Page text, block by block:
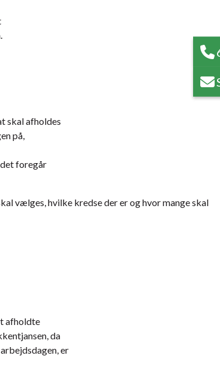
skal afholdes
på,
foregår
vælges, hvilke kredse der er og hvor mange skal
afholdte
da
er